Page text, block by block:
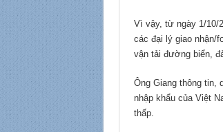
Vì vậy, từ ngày 1/10/
các đại lý giao nhận/
vận tải đường biển,
Ông Giang thông tin,
nhập khẩu của Việt
thấp.